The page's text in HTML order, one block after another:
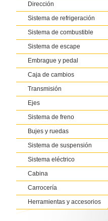
Dirección
Sistema de refrigeración
Sistema de combustible
Sistema de escape
Embrague y pedal
Caja de cambios
Transmisión
Ejes
Sistema de freno
Bujes y ruedas
Sistema de suspensión
Sistema eléctrico
Cabina
Carrocería
Herramientas y accesorios